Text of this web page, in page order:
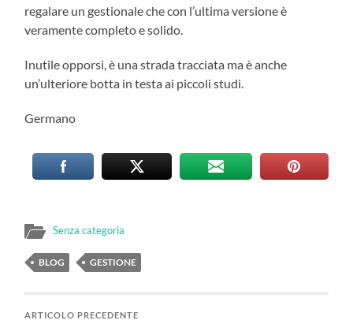
regalare un gestionale che con l’ultima versione è
veramente completo e solido.
Inutile opporsi, è una strada tracciata ma è anche
un’ulteriore botta in testa ai piccoli studi.
Germano
Senza categoria
BLOG GESTIONE
ARTICOLO PRECEDENTE